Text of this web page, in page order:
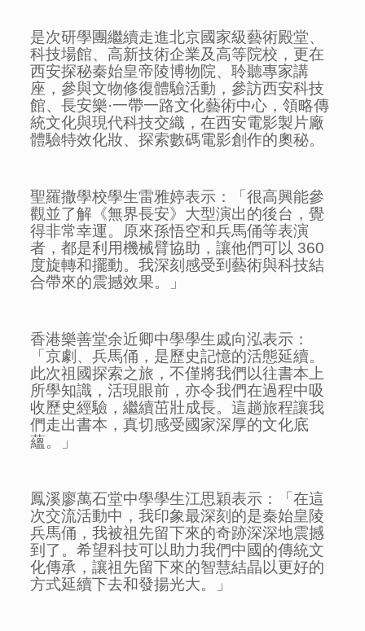
是次研學團繼續走進北京國家級藝術殿堂、
科技場館、高新技術企業及高等院校，更在
西安探秘秦始皇帝陵博物院、聆聽專家講
座，參與文物修復體驗活動，參訪西安科技
館、長安樂·一帶一路文化藝術中心，領略傳
統文化與現代科技交織，在西安電影製片廠
體驗特效化妝、探索數碼電影創作的奧秘。
聖羅撒學校學生雷雅婷表示：「很高興能參
觀並了解《無界長安》大型演出的後台，覺
得非常幸運。原來孫悟空和兵馬俑等表演
者，都是利用機械臂協助，讓他們可以 360
度旋轉和擺動。我深刻感受到藝術與科技結
合帶來的震撼效果。」
香港樂善堂余近卿中學學生戚向泓表示：
「京劇、兵馬俑，是歷史記憶的活態延續。
此次祖國探索之旅，不僅將我們以往書本上
所學知識，活現眼前，亦令我們在過程中吸
收歷史經驗，繼續茁壯成長。這趟旅程讓我
們走出書本，真切感受國家深厚的文化底
蘊。」
鳳溪廖萬石堂中學學生江思穎表示：「在這
次交流活動中，我印象最深刻的是秦始皇陵
兵馬俑，我被祖先留下來的奇跡深深地震撼
到了。希望科技可以助力我們中國的傳統文
化傳承，讓祖先留下來的智慧結晶以更好的
方式延續下去和發揚光大。」